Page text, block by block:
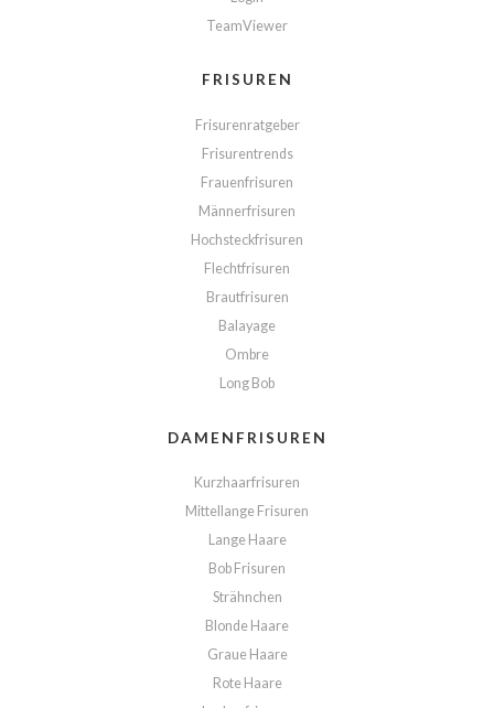
TeamViewer
FRISUREN
Frisurenratgeber
Frisurentrends
Frauenfrisuren
Männerfrisuren
Hochsteckfrisuren
Flechtfrisuren
Brautfrisuren
Balayage
Ombre
Long Bob
DAMENFRISUREN
Kurzhaarfrisuren
Mittellange Frisuren
Lange Haare
Bob Frisuren
Strähnchen
Blonde Haare
Graue Haare
Rote Haare